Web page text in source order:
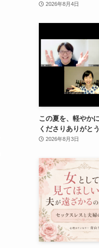
2026年8月4日
この夏を、軽やか
くださりありがと
2026年8月3日